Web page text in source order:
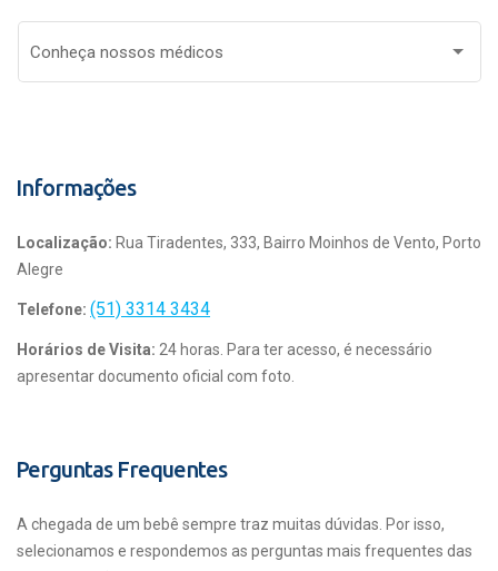
Conheça nossos médicos
Informações
Localização: Rua Tiradentes, 333, Bairro Moinhos de Vento, Porto
Alegre
Telefone: (51) 3314 3434
Horários de Visita: 24 horas. Para ter acesso, é necessário
apresentar documento oficial com foto.
Perguntas Frequentes
A chegada de um bebê sempre traz muitas dúvidas. Por isso,
selecionamos e respondemos as perguntas mais frequentes das